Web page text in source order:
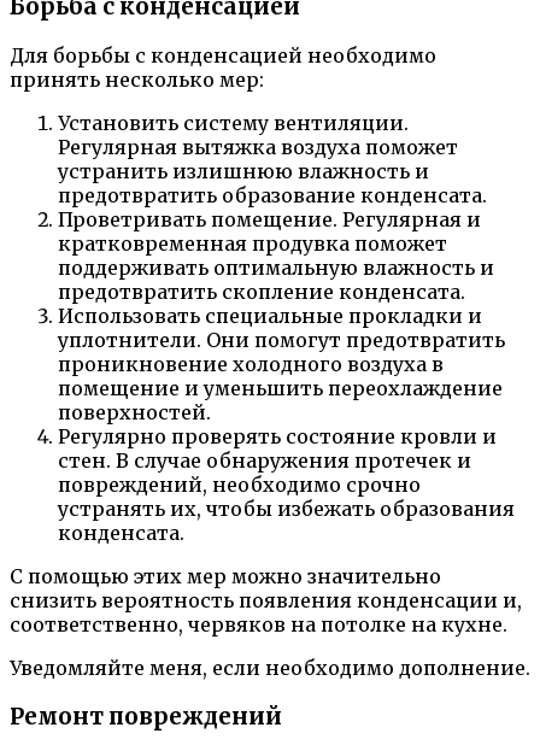
Борьба с конденсацией
Для борьбы с конденсацией необходимо
принять несколько мер:
Установить систему вентиляции.
Регулярная вытяжка воздуха поможет
устранить излишнюю влажность и
предотвратить образование конденсата.
Проветривать помещение. Регулярная и
кратковременная продувка поможет
поддерживать оптимальную влажность и
предотвратить скопление конденсата.
Использовать специальные прокладки и
уплотнители. Они помогут предотвратить
проникновение холодного воздуха в
помещение и уменьшить переохлаждение
поверхностей.
Регулярно проверять состояние кровли и
стен. В случае обнаружения протечек и
повреждений, необходимо срочно
устранять их, чтобы избежать образования
конденсата.
С помощью этих мер можно значительно
снизить вероятность появления конденсации и,
соответственно, червяков на потолке на кухне.
Уведомляйте меня, если необходимо дополнение.
Ремонт повреждений